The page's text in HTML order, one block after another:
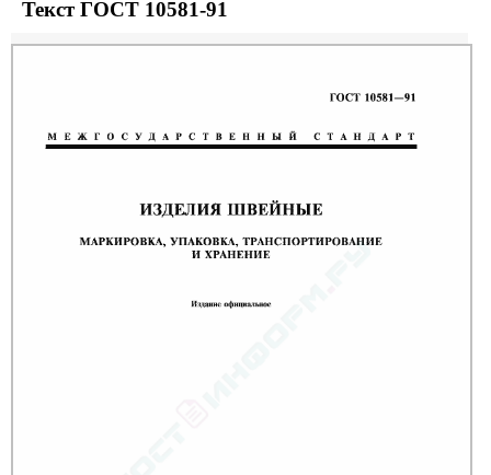
Текст ГОСТ 10581-91